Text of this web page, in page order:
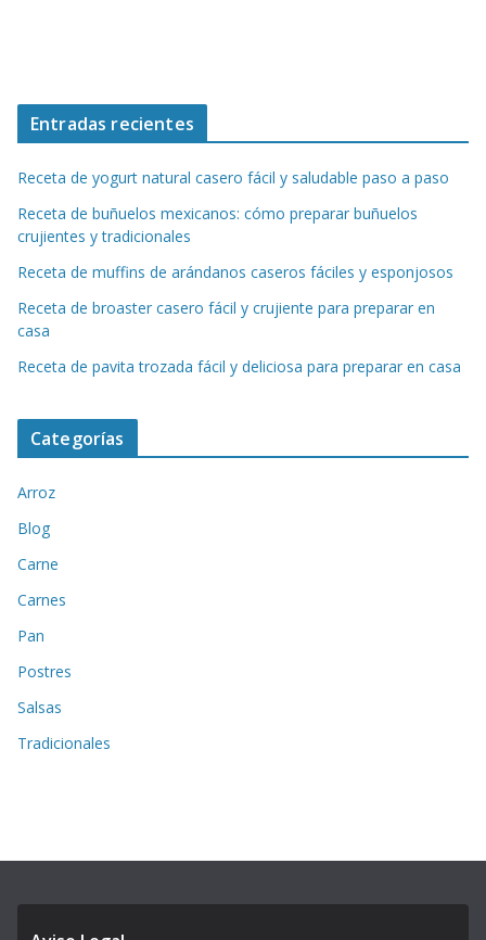
Entradas recientes
Receta de yogurt natural casero fácil y saludable paso a paso
Receta de buñuelos mexicanos: cómo preparar buñuelos
crujientes y tradicionales
Receta de muffins de arándanos caseros fáciles y esponjosos
Receta de broaster casero fácil y crujiente para preparar en
casa
Receta de pavita trozada fácil y deliciosa para preparar en casa
Categorías
Arroz
Blog
Carne
Carnes
Pan
Postres
Salsas
Tradicionales